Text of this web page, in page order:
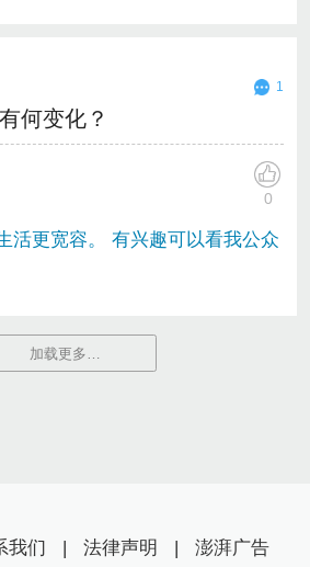
1
何变化？
0
活更宽容。 有兴趣可以看我公众
加载更多…
我们 | 法律声明 | 澎湃广告